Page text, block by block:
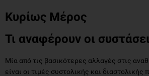
Κυρίως Μέρος
Τι αναφέρουν οι
Μία από τις βασικότερες αλλαγές στις
είναι οι τιμές συστολικής και